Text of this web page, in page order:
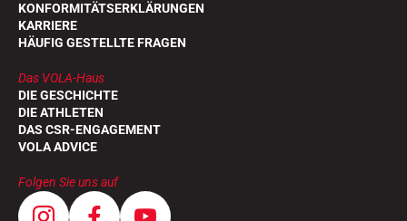
KONFORMITÄTSERKLÄRUNGEN
KARRIERE
HÄUFIG GESTELLTE FRAGEN
Das VOLA-Haus
DIE GESCHICHTE
DIE ATHLETEN
DAS CSR-ENGAGEMENT
VOLA ADVICE
Folgen Sie uns auf